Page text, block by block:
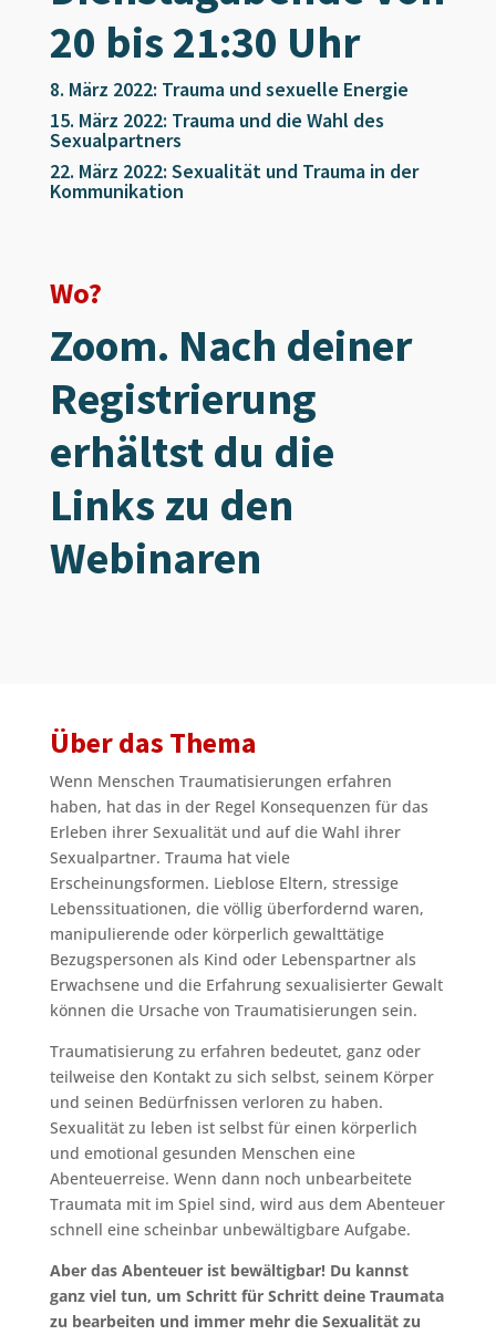
20 bis 21:30 Uhr
8. März 2022: Trauma und sexuelle Energie
15. März 2022: Trauma und die Wahl des
Sexualpartners
22. März 2022: Sexualität und Trauma in der
Kommunikation
Wo?
Zoom. Nach deiner
Registrierung
erhältst du die
Links zu den
Webinaren
Über das Thema
Wenn Menschen Traumatisierungen erfahren
haben, hat das in der Regel Konsequenzen für das
Erleben ihrer Sexualität und auf die Wahl ihrer
Sexualpartner. Trauma hat viele
Erscheinungsformen. Lieblose Eltern, stressige
Lebenssituationen, die völlig überfordernd waren,
manipulierende oder körperlich gewalttätige
Bezugspersonen als Kind oder Lebenspartner als
Erwachsene und die Erfahrung sexualisierter Gewalt
können die Ursache von Traumatisierungen sein.
Traumatisierung zu erfahren bedeutet, ganz oder
teilweise den Kontakt zu sich selbst, seinem Körper
und seinen Bedürfnissen verloren zu haben.
Sexualität zu leben ist selbst für einen körperlich
und emotional gesunden Menschen eine
Abenteuerreise. Wenn dann noch unbearbeitete
Traumata mit im Spiel sind, wird aus dem Abenteuer
schnell eine scheinbar unbewältigbare Aufgabe.
Aber das Abenteuer ist bewältigbar! Du kannst
ganz viel tun, um Schritt für Schritt deine Traumata
zu bearbeiten und immer mehr die Sexualität zu